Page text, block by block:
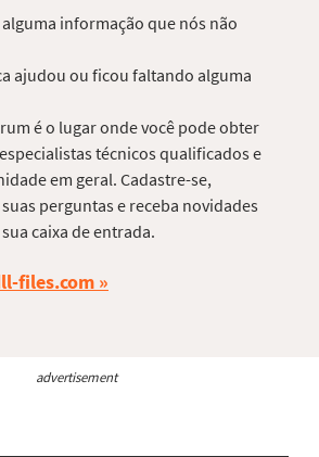
alguma informação que nós não
ajudou ou ficou faltando alguma
é o lugar onde você pode obter
técnicos qualificados e
em geral. Cadastre-se,
perguntas e receba novidades
caixa de entrada.
files.com
advertisement